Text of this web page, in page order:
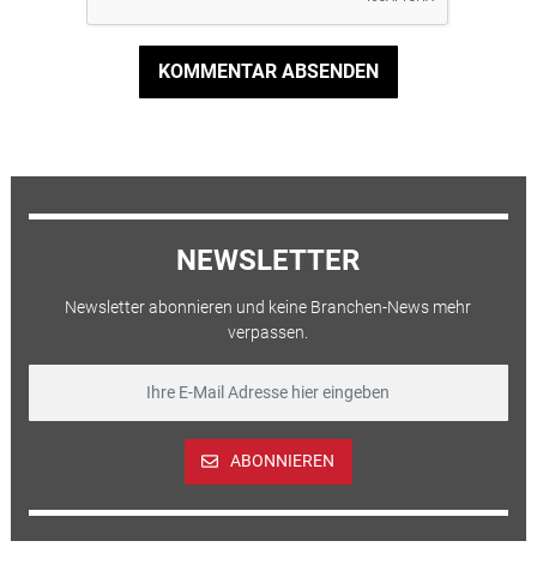
KOMMENTAR ABSENDEN
NEWSLETTER
Newsletter abonnieren und keine Branchen-News mehr
verpassen.
ABONNIEREN